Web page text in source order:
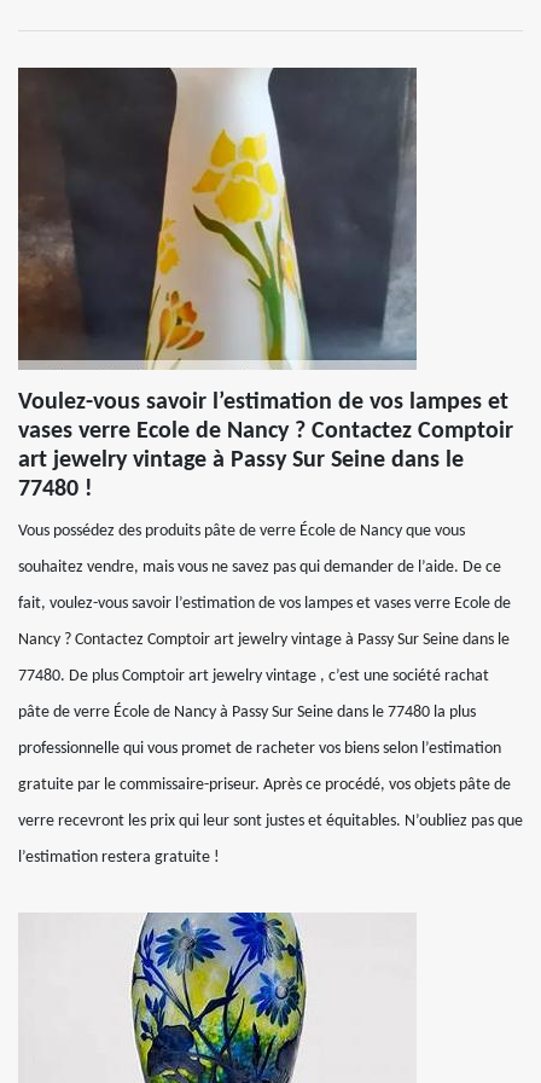
Voulez-vous savoir l’estimation de vos lampes et
vases verre Ecole de Nancy ? Contactez Comptoir
art jewelry vintage à Passy Sur Seine dans le
77480 !
Vous possédez des produits pâte de verre École de Nancy que vous
souhaitez vendre, mais vous ne savez pas qui demander de l’aide. De ce
fait, voulez-vous savoir l’estimation de vos lampes et vases verre Ecole de
Nancy ? Contactez Comptoir art jewelry vintage à Passy Sur Seine dans le
77480. De plus Comptoir art jewelry vintage , c’est une société rachat
pâte de verre École de Nancy à Passy Sur Seine dans le 77480 la plus
professionnelle qui vous promet de racheter vos biens selon l’estimation
gratuite par le commissaire-priseur. Après ce procédé, vos objets pâte de
verre recevront les prix qui leur sont justes et équitables. N’oubliez pas que
l’estimation restera gratuite !